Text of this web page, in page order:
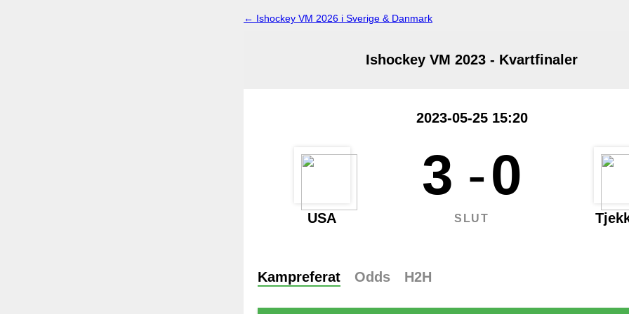
← Ishockey VM 2026 i Sverige & Danmark
USA
Ishockey VM 2023 - Kvartfinaler
2023-05-25 15:20
3 -0
SLUT
Kampreferat Odds H2H